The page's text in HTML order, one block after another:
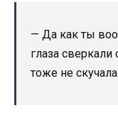
— Да как ты
глаза
тоже не